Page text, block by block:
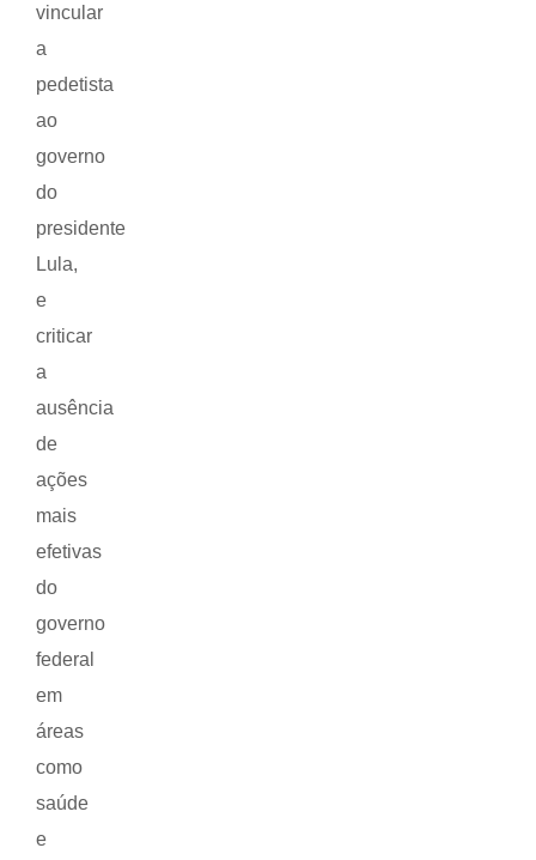
vincular
a
pedetista
ao
governo
do
presidente
Lula,
e
criticar
a
ausência
de
ações
mais
efetivas
do
governo
federal
em
áreas
como
saúde
e